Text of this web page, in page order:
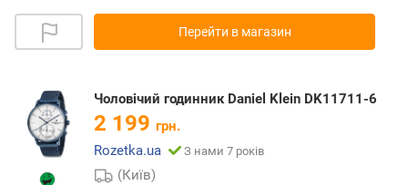
Перейти в магазин
Чоловічий годинник Daniel Klein DK11711-6
2 199 грн.
Rozetka.ua
З нами 7 років
(Київ)